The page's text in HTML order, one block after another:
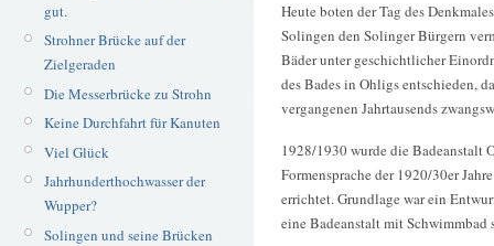
gut.
Strohner Brücke auf der
Zielgeraden
Die Messerbrücke zu Strohn
Keine Durchfahrt für Kanuten
Viel Glück
Jahrhunderthochwasser der
Wupper?
Solingen und seine Brücken
Heute boten der Tag des
Solingen den Solinger Bürgern
Bäder unter geschichtlicher
des Bades in Ohligs entschieden,
vergangenen Jahrtausends
1928/1930 wurde die Badeanstalt
Formensprache der 1920/30er
errichtet. Grundlage war ein
eine Badeanstalt mit Schwimmbad